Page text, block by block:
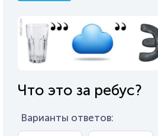
Что это за ребус?
Варианты ответов: